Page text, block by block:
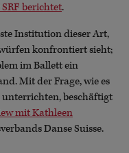
berichtet.
Institution dieser Art,
konfrontiert sieht;
im Ballett ein
Mit der Frage, wie es
beschäftigt
mit Kathleen
Danse Suisse.